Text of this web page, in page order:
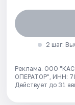
2 шаг.
Реклама. ООО
ОПЕРАТОР", ИНН:
Действует до 31